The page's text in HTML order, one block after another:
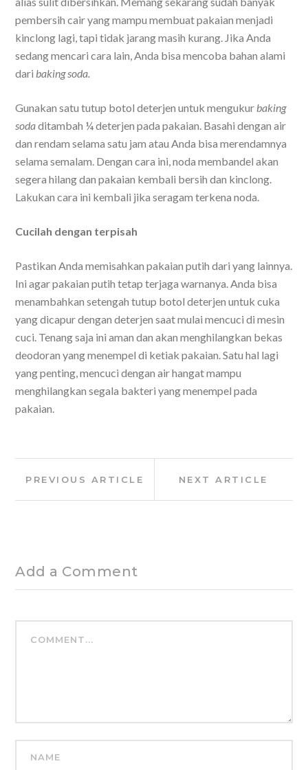
pembersih cair yang mampu membuat pakaian menjadi
kinclong lagi, tapi tidak jarang masih kurang. Jika Anda
sedang mencari cara lain, Anda bisa mencoba bahan alami
daribaking soda.
Gunakan satu tutup botol deterjen untuk mengukurbaking
sodaditambah ¼ deterjen pada pakaian. Basahi dengan air
dan rendam selama satu jam atau Anda bisa merendamnya
selama semalam. Dengan cara ini, noda membandel akan
segera hilang dan pakaian kembali bersih dan kinclong.
Lakukan cara ini kembali jika seragam terkena noda.
Cucilah dengan terpisah
Pastikan Anda memisahkan pakaian putih dari yang lainnya.
Ini agar pakaian putih tetap terjaga warnanya. Anda bisa
menambahkan setengah tutup botol deterjen untuk cuka
yang dicapur dengan deterjen saat mulai mencuci di mesin
cuci. Tenang saja ini aman dan akan menghilangkan bekas
deodoran yang menempel di ketiak pakaian. Satu hal lagi
yang penting, mencuci dengan air hangat mampu
menghilangkan segala bakteri yang menempel pada
pakaian.
navigation
PREVIOUS ARTICLE NEXT ARTICLE
Add a Comment